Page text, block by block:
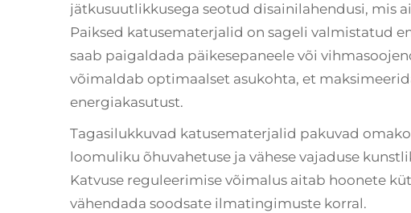
jätkusuutlikkusega seotud disainilahendusi, mis
Paiksed katusematerjalid on sageli valmistatud
saab paigaldada päikesepaneele või
võimaldab optimaalset asukohta, et
energiakasutust.
Tagasilukkuvad katusematerjalid pakuvad
loomuliku õhuvahetuse ja vähese vajaduse
Katvuse reguleerimise võimalus aitab hoonete
vähendada soodsate ilmatingimuste korral.